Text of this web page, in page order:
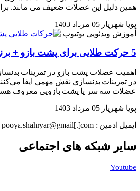
همین دلیل این عضلات ضعیف می مانند.
پویا شهریار 05 مرداد 1403
آموزش ویدئویی یوتیوب
5 حرکت طلایی برای پشت بازو + برنامه تمرینی
اهمیت عضلات پشت بازو در تمرینات
در تمرینات بدنسازی نقش مهمی ایفا
عضلات سه سر یا پشت بازویی معروف
پویا شهریار 05 مرداد 1403
ایمیل ادمین : pooya.shahryar@gmail[.]com
سایر شبکه های اجتماعی
Youtube